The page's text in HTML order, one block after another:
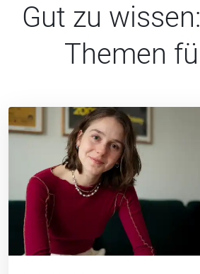
Gut zu
Themen